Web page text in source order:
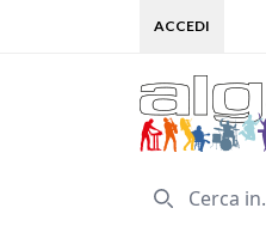
ACCEDI